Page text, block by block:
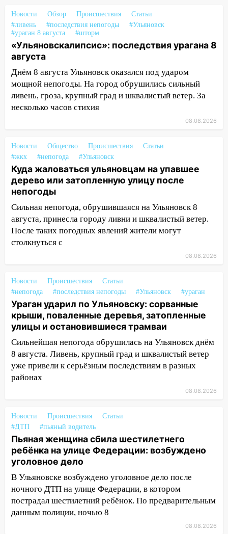
13:47
На Нижней Террасе мощным
ветром вырвало дерево с корнем
13:46 Сильный ветер сорвал крышу с
СТО на проспекте Созидателей
13:35 Непогода продолжает бить по
транспорту: в Ульяновске трамвай
сошёл с рельсов
13:17
Непогода в Ульяновске не
закончится сегодня: сильные ливни
сохранятся 9 августа
13:15 Трижды «брал в долг» без спроса:
житель Вешкаймского района похитил у
знакомого 191 тысячу рублей
13:14 Ураган оторвал светофор на
проспекте Филатова в Ульяновске
Новгородской в Ульяновске и рухнуло
на электрощит
13:10 В Заволжском районе дерево
упало во дворе
13:08
Ураган ударил по Ульяновску:
сорванные крыши, поваленные деревья,
затопленные улицы и остановившиеся
трамваи
Ульяновск накрыл крупный град:
воду
12:12
Прокуратура взяла на контроль
ДТП с шестилетним ребёнком на улице
Федерации
шестилетнего ребёнка на улице
Федерации: возбуждено уголовное дело
11:16 В Ульяновске ищут 37-летнего
Новости Обзор Происшествия
Статьи
#ливень
#последствия непогоды
#Ульяновск
#ураган 8 августа
#шторм
«Ульяновскалипсис»: последствия урагана 8
августа
Днём 8 августа Ульяновск оказался под ударом
мощной непогоды. На город обрушились сильный
ливень, гроза, крупный град и шквалистый ветер. За
несколько часов стихия
08.08.2026
Новости Общество Происшествия
Статьи
#жкх
#непогода #Ульяновск
Куда жаловаться ульяновцам на упавшее
дерево или затопленную улицу после
непогоды
Сильная непогода, обрушившаяся на Ульяновск 8
августа, принесла городу ливни и шквалистый ветер.
После таких погодных явлений жители могут
столкнуться с
08.08.2026
Новости Происшествия
Статьи
#непогода
#последствия непогоды #Ульяновск #ураган
Ураган ударил по Ульяновску: сорванные
крыши, поваленные деревья, затопленные
улицы и остановившиеся трамваи
Сильнейшая непогода обрушилась на Ульяновск днём
8 августа. Ливень, крупный град и шквалистый ветер
уже привели к серьёзным последствиям в разных
районах
08.08.2026
Новости Происшествия
Статьи
#ДТП
#пьяный водитель
Пьяная женщина сбила шестилетнего
ребёнка на улице Федерации: возбуждено
уголовное дело
В Ульяновске возбуждено уголовное дело после
ночного ДТП на улице Федерации, в котором
пострадал шестилетний ребёнок. По предварительным
данным полиции, ночью 8
08.08.2026